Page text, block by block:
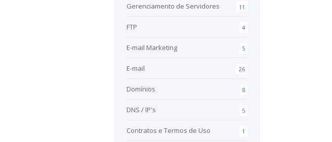
11
Gerenciamento de Servidores
4
FTP
5
E-mail Marketing
26
E-mail
8
Domínios
5
DNS / IP's
1
Contratos e Termos de Uso